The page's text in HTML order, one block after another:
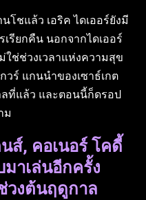
ชแล้ว เอริค ไดเออร์ยังมี
รียกคืน นอกจากไดเออร์
ช่ช่วงเวลาแห่งความสุข
วร์ แกนนำของเซาธ์เกต
ที่แล้ว และตอนนี้ก็ดรอป
ม
ส์, คอเนอร์ โคดี้
าเล่นอีกครั้ง
วงต้นฤดูกาล